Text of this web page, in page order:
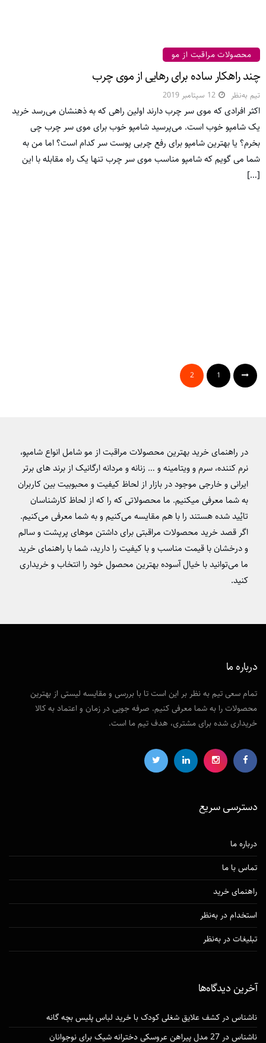
محصولات مراقبت از مو
چند راهکار ساده برای رهایی از موی چرب
تیم به‌نظر 12 سپتامبر 2019
اکثر افرادی که موی سر چرب دارند اولین راهی که به ذهنشان می‌رسد خرید
یک شامپو خوب است. می‌پرسید شامپو خوب برای موی سر چرب چی
بخرم؟ یا بهترین شامپو برای رفع چربی پوست سر کدام است؟ اما من به
شما می گویم که شامپو مناسب موی سر چرب تنها یک راه مقابله با این
[…]
1
2
در راهنمای خرید بهترین محصولات مراقبت از مو شامل انواع شامپو،
نرم کننده، سرم و ویتامینه و … زنانه و مردانه ارگانیک از برند‌ های برتر
ایرانی و خارجی موجود در بازار از لحاظ کیفیت و محبوبیت بین کاربران
به شما معرفی میکنیم. ما محصولاتی که را که از لحاظ کارشناسان
تایٔید شده هستند را با هم مقایسه می‌کنیم و به شما معرفی می‌کنیم.
اگر قصد خرید محصولات مراقبتی برای داشتن موهای پرپشت و سالم
و درخشان با قیمت مناسب و با کیفیت را دارید، شما با راهنمای خرید
ما می‌توانید با خیال آسوده بهترین محصول خود را انتخاب و خریداری
کنید.
درباره ما
تمام سعی تیم به نظر بر این است تا با بررسی و مقایسه لیستی از بهترین
محصولات را به شما معرفی کنیم. صرفه جویی در زمان و اعتماد به کالا
خریداری شده برای مشتری، هدف تیم ما است.
دسترسی‌ سریع
درباره ما
تماس با ما
راهنمای خرید
استخدام در به‌نظر
تبلیغات در به‌نظر
آخرین دیدگاه‌ها
ناشناسدر کشف علایق شغلی کودک با خرید لباس پلیس بچه گانه
ناشناسدر 27 مدل پیراهن عروسکی دخترانه شیک برای نوجوانان